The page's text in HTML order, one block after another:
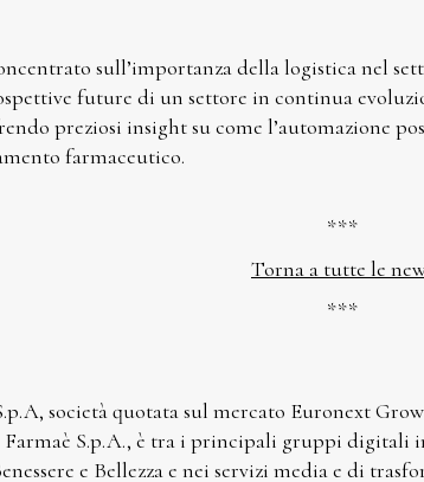
sull’importanza della logistica nel
future di un settore in continua
preziosi insight su come l’automazione
farmaceutico.
***
Torna a tutte le
***
società quotata sul mercato Euronext
S.p.A., è tra i principali gruppi digitali
e Bellezza e nei servizi media e di